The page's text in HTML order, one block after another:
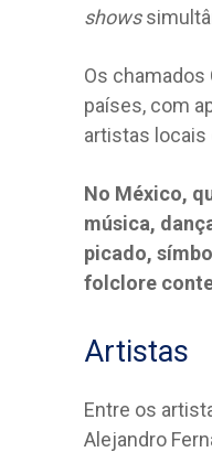
shows
Os
países, com
artistas locais
No México,
música,
picado,
folclore
Artistas
Entre os
Alejandro